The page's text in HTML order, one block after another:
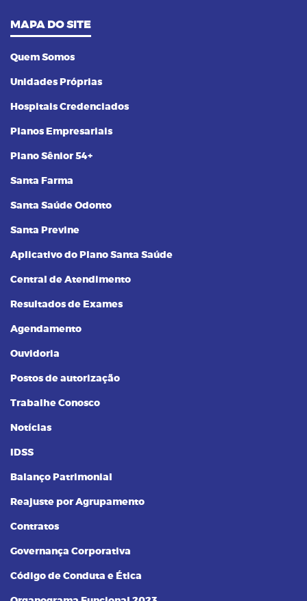
MAPA DO SITE
Quem Somos
Unidades Próprias
Hospitais Credenciados
Planos Empresariais
Plano Sênior 54+
Santa Farma
Santa Saúde Odonto
Santa Previne
Aplicativo do Plano Santa Saúde
Central de Atendimento
Resultados de Exames
Agendamento
Ouvidoria
Postos de autorização
Trabalhe Conosco
Notícias
IDSS
Balanço Patrimonial
Reajuste por Agrupamento
Contratos
Governança Corporativa
Código de Conduta e Ética